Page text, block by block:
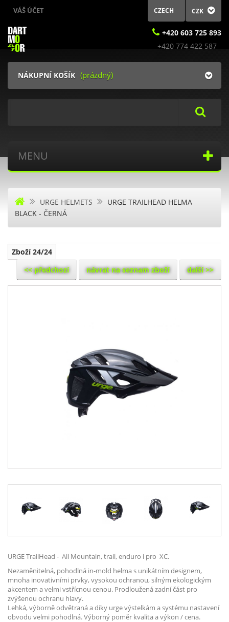
CZK
CZECH
VÁŠ ÚČET
+420 603 725 893
NÁKUPNÍ KOŠÍK (prázdný)
MENU
URGE HELMETS
URGE TRAILHEAD HELMA
BLACK - ČERNÁ
Zboží 24/24
<< předchozí
návrat na seznam zboží další >>
URGE TrailHead - All Mountain, trail, enduro i pro XC.
Nezaměnitelná, pohodlná in-mold helma s unikátním designem,
mnoha inovativními prvky, vysokou ochranou, silným ekologickým
akcentem a velmi vstřícnou cenou. Prodloužená zadní část pro
zvýšenou ochranu hlavy.
Lehká, výborně odvětraná a díky urge výstelkám a systému nastavení
obvodu velmi pohodlná. Výborný poměr kvalita a výkon / cena.